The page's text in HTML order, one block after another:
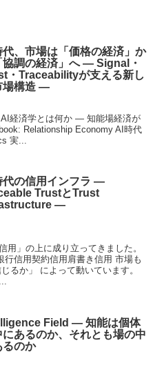
代、市場は「価格の経済」か
協調の経済」へ ― Signal・
・Traceabilityが支える新し
場構造 ―
経済学とは何か ― 知能場経済が
Relationship Economy AI時代
実...
代の信用インフラ —
TrustとTrust
—
用」の上に成り立ってきました。
行信用契約信用肩書き信用 市場も
るか」 によって動いています。
Field — 知能は個体
にあるのか、それとも場の中
るのか